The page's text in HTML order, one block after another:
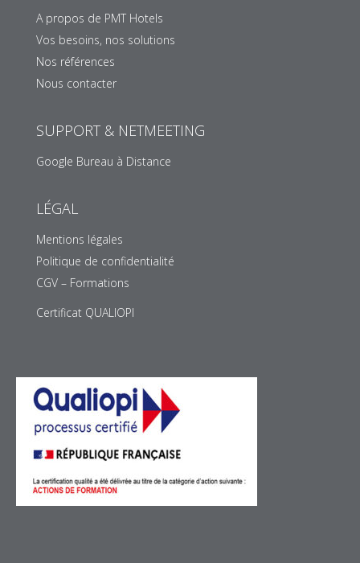
A propos de PMT Hotels
Vos besoins, nos solutions
Nos références
Nous contacter
SUPPORT & NETMEETING
Google Bureau à Distance
LÉGAL
Mentions légales
Politique de confidentialité
CGV – Formations
Certificat QUALIOPI